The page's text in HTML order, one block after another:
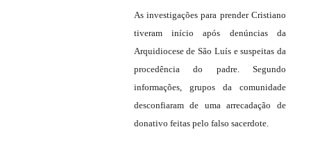
As investigações para prender Cristiano
tiveram início após denúncias da
Arquidiocese de São Luís e suspeitas da
procedência do padre. Segundo
informações, grupos da comunidade
desconfiaram de uma arrecadação de
donativo feitas pelo falso sacerdote.